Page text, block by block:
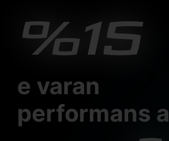
%15
e varan
performans